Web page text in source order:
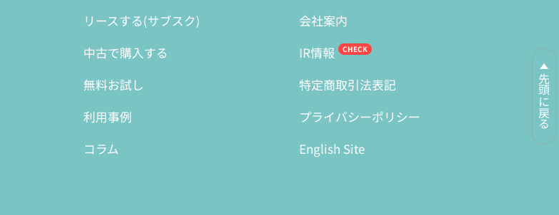
先頭に戻る
リースする(サブスク)
中古で購入する
無料お試し
利用事例
コラム
会社案内
IR情報
特定商取引法表記
プライバシーポリシー
English Site